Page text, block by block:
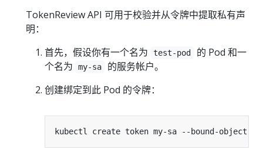
TokenReview API 可用于校验并从令牌中提取私有声
明：
首先，假设你有一个名为
test-pod
的 Pod 和一
个名为
my-sa
的服务帐户。
创建绑定到此 Pod 的令牌：
kubectl create token my-sa --bound-object-